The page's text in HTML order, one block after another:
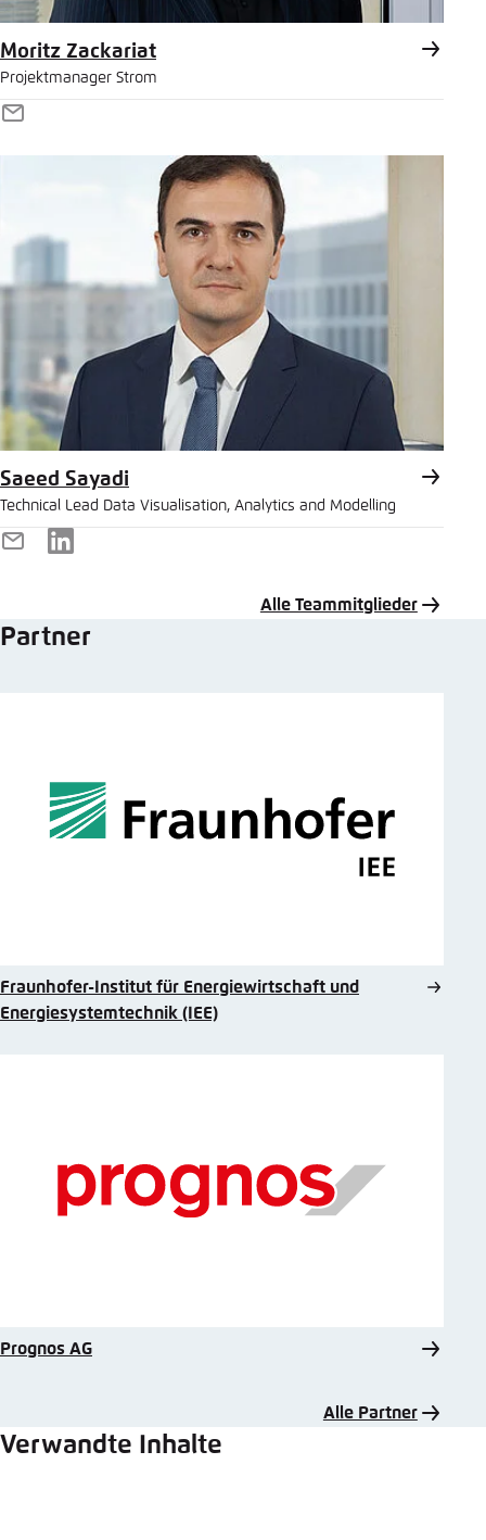
Moritz Zackariat
Projektmanager Strom
E-
Mail
Saeed Sayadi
Technical Lead Data Visualisation, Analytics and Modelling
E-
LinkedIn
Alle Teammitglieder
Partner
Fraunhofer-Institut für Energiewirtschaft und
Energiesystemtechnik (IEE)
Prognos AG
Alle Partner
Verwandte Inhalte